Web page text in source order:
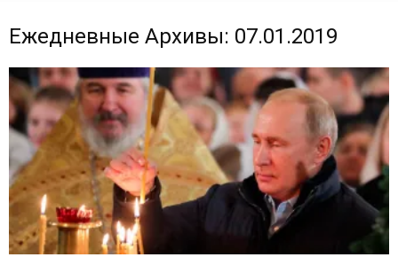
собор
Ежедневные Архивы: 07.01.2019